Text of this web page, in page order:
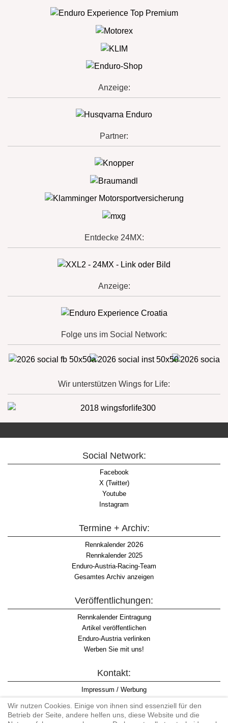
Anzeige:
Partner:
Entdecke 24MX:
Anzeige:
Folge uns im Social Network:
Wir unterstützen Wings for Life:
Social Network:
Facebook
X (Twitter)
Youtube
Instagram
Termine + Archiv:
Rennkalender2026
Rennkalender 2025
Enduro-Austria-Racing-Team
Gesamtes Archiv anzeigen
Veröffentlichungen:
Rennkalender Eintragung
Artikel veröffentlichen
Enduro-Austria verlinken
Werben Sie mit uns!
Kontakt:
Impressum / Werbung
Informationspflicht WKO
Wir nutzen Cookies. Einige von ihnen sind essenziell für den
Betrieb der Seite, andere helfen uns, diese Website und die